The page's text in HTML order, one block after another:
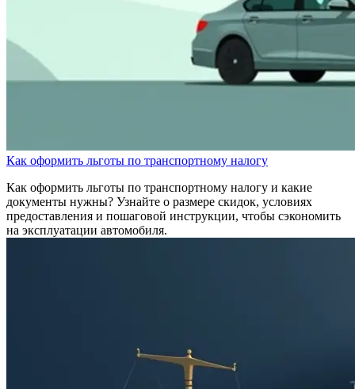
Как оформить льготы по транспортному налогу
Как оформить льготы по транспортному налогу и какие
документы нужны? Узнайте о размере скидок, условиях
предоставления и пошаговой инструкции, чтобы сэкономить
на эксплуатации автомобиля.